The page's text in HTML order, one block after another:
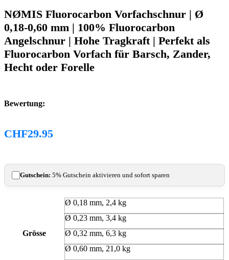
NØMIS Fluorocarbon Vorfachschnur | Ø
0,18-0,60 mm | 100% Fluorocarbon
Angelschnur | Hohe Tragkraft | Perfekt als
Fluorocarbon Vorfach für Barsch, Zander,
Hecht oder Forelle
Bewertung:
CHF29.95
Gutschein: 5% Gutschein aktivieren und sofort sparen
Grösse
‎Ø 0,18 mm, 2,4 kg
Ø 0,23 mm, 3,4 kg
Ø 0,32 mm, 6,3 kg
Ø 0,60 mm, 21,0 kg